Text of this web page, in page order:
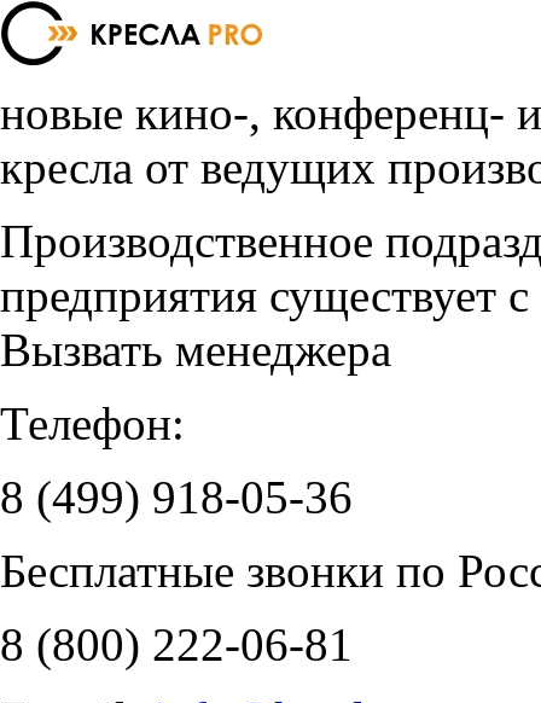
новые кино-, конференц-
кресла от ведущих
Производственное
предприятия существует
Вызвать менеджера
Телефон:
8 (499) 918-05-36
Бесплатные звонки по
8 (800) 222-06-81